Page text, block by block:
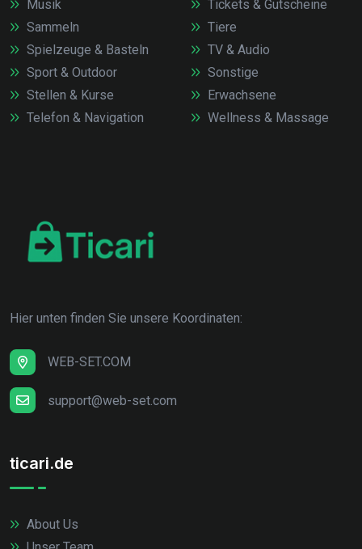
Musik
Sammeln
Spielzeuge & Basteln
Sport & Outdoor
Stellen & Kurse
Telefon & Navigation
Tickets & Gutscheine
Tiere
TV & Audio
Sonstige
Erwachsene
Wellness & Massage
Hier unten finden Sie unsere Koordinaten:
WEB-SET.COM
support@web-set.com
ticari.de
About Us